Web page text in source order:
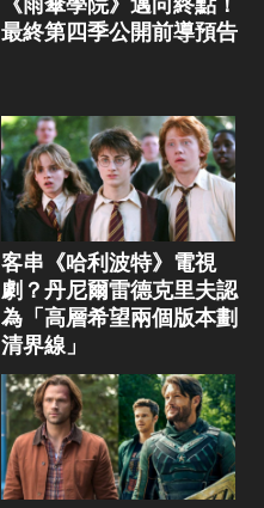
《雨傘學院》邁向終點！
最終第四季公開前導預告
客串《哈利波特》電視
劇？丹尼爾雷德克里夫認
為「高層希望兩個版本劃
清界線」